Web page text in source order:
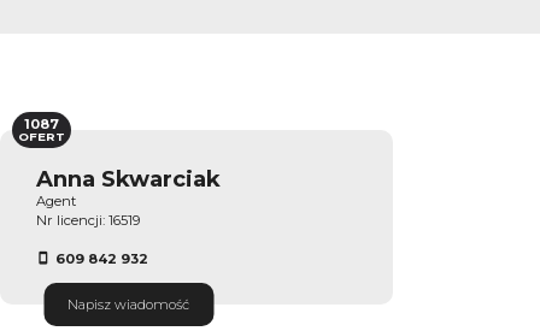
Anna Skwarciak
Agent
Nr licencji: 16519
609 842 932
Napisz wiadomość
1087
OFERT